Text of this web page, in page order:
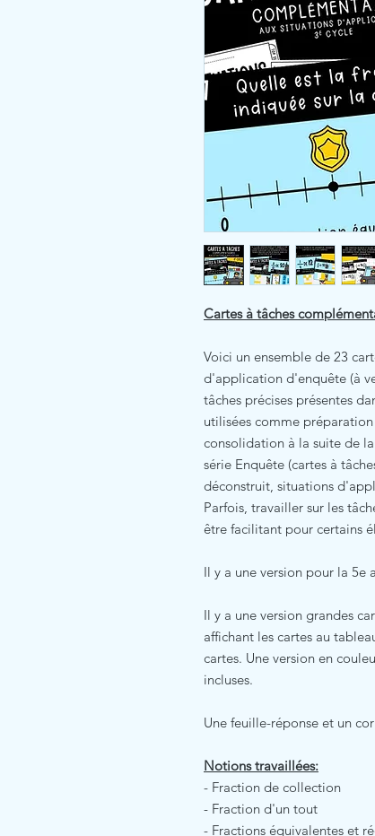
Cartes à tâches
Voici un ensemble de 23
d'application d'enquête (à
tâches précises présentes
utilisées comme
consolidation à la suite de
série Enquête (cartes à
déconstruit, situations
Parfois, travailler sur les
être facilitant pour certains
Il y a une version pour la 5e
Il y a une version grandes
affichant les cartes au
cartes. Une version en
incluses.
Une feuille-réponse et un
Notions travaillées:
- Fraction de collection
- Fraction d'un tout
- Fractions équivalentes et